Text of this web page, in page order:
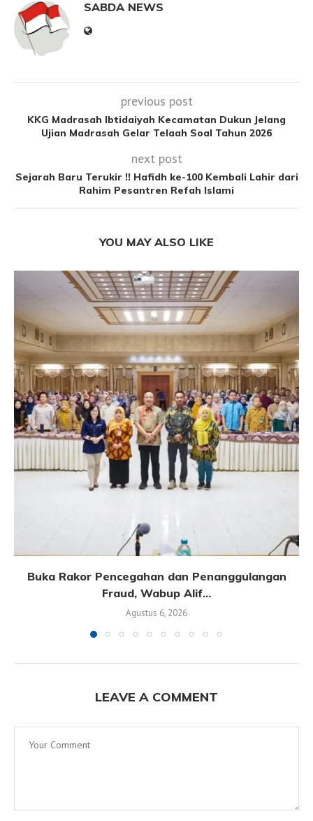
SABDA NEWS
previous post
KKG Madrasah Ibtidaiyah Kecamatan Dukun Jelang
Ujian Madrasah Gelar Telaah Soal Tahun 2026
next post
Sejarah Baru Terukir !! Hafidh ke-100 Kembali Lahir dari
Rahim Pesantren Refah Islami
YOU MAY ALSO LIKE
Buka Rakor Pencegahan dan Penanggulangan
Fraud, Wabup Alif...
Agustus 6, 2026
LEAVE A COMMENT